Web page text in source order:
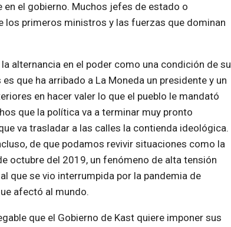
el gobierno. Muchos jefes de estado o
primeros ministros y las fuerzas que dominan
alternancia en el poder como una condición de su
que ha arribado a La Moneda un presidente y un
en hacer valer lo que el pueblo le mandató
que la política va a terminar muy pronto
va trasladar a las calles la contienda ideológica.
de que podamos revivir situaciones como la
octubre del 2019, un fenómeno de alta tensión
que se vio interrumpida por la pandemia de
afectó al mundo.
que el Gobierno de Kast quiere imponer sus